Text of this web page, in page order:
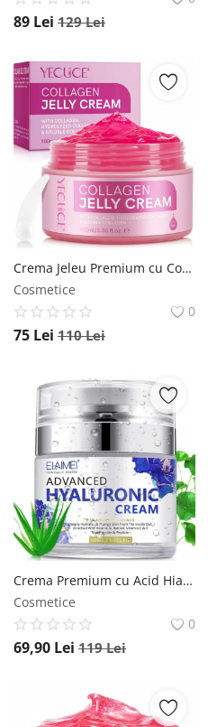
89 Lei 129Lei
Crema Jeleu Premium cu Colagen Hidrolizat Colagen Solubil, Reparare profunda, 100 ml NOVA KISS
Cosmetice
0
75 Lei 110Lei
Crema Premium cu Acid Hialuronic, Retinol, Niacinamide si Peptide, Formula Avansata, 50 ml NOVA KISS
Cosmetice
0
69,90 Lei 119Lei